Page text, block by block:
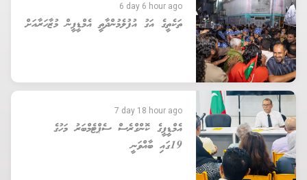
6 day 6 hour ago
ތަކެތީގެ އަގު އުފުލެމުންދާތީ އެމްޑީޕީން މުޒާހަރާއަށް
7 day 18 hour ago
އެމްޑީޕީގެ ކޮންގްރެސް ސެޕްޓެމްބަރު މަހުގެ
19ގައި ބާއްވަނީ